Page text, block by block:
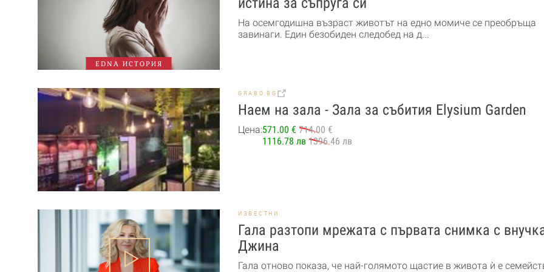
EDNA ИСТОРИЯ
На осемгодишна възраст животът на едно момиче се преобръща
завинаги. Един безобиден следобед на д...
GRABO.BG
Наем на зала - Зала за събития Elysium Garden
Цена:571.00 € 714.00 €
1116.78 лв 1396.46 лв
ИЗВЕСТНИ
Гала разтопи мрежата с първата снимка с
Джина
Гала отново показа, че най-голямото щастие в живота ѝ е